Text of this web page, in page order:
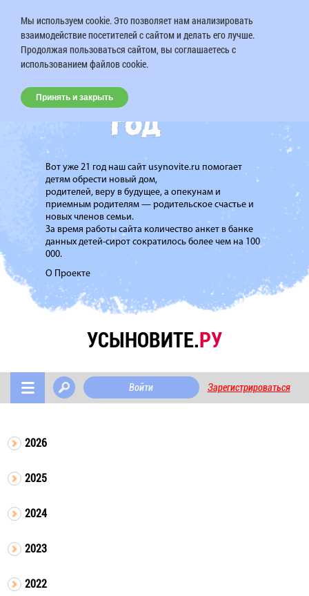
Вот уже 21 год наш сайт usynovite.ru помогает
детям обрести новый дом,
родителей, веру в будущее, а опекунам и
приемным родителям — родительское счастье и
новых членов семьи.
За время работы сайта количество анкет в банке
данных детей-сирот сократилось более чем на 100
000.
О Проекте
УСЫНОВИТЕ.РУ
Войти Зарегистрироваться
2026
2025
2024
2023
2022
Мы используем cookie. Это позволяет нам анализировать
взаимодействие посетителей с сайтом и делать его лучше.
Продолжая пользоваться сайтом, вы соглашаетесь с
использованием файлов cookie.
Принять и закрыть